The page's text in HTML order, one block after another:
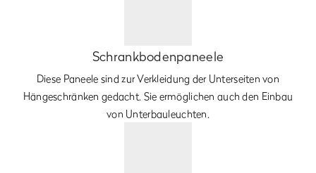
Schrankbodenpaneele
Diese Paneele sind zur Verkleidung der Unterseiten von
Hängeschränken gedacht. Sie ermöglichen auch den Einbau
von Unterbauleuchten.